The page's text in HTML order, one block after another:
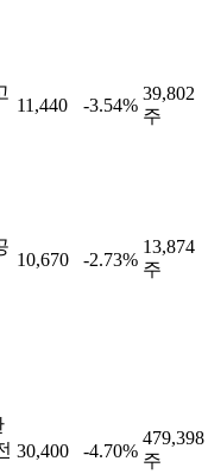
11,440 -3.54%
39,802
주
10,670 -2.73%
13,874
주
30,400 -4.70%
479,398
주